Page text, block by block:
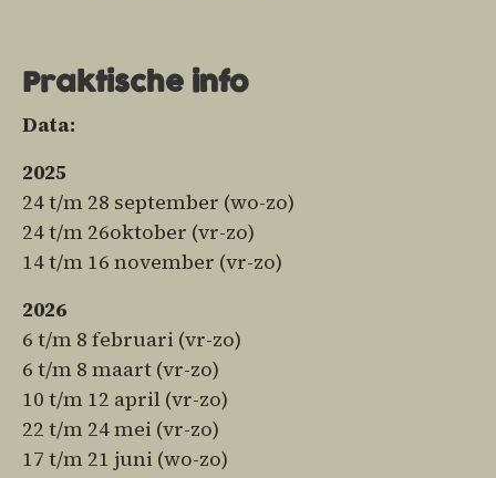
Praktische info
Data:
2025
24 t/m 28 september (wo-zo)
24 t/m 26oktober (vr-zo)
14 t/m 16 november (vr-zo)
2026
6 t/m 8 februari (vr-zo)
6 t/m 8 maart (vr-zo)
10 t/m 12 april (vr-zo)
22 t/m 24 mei (vr-zo)
17 t/m 21 juni (wo-zo)